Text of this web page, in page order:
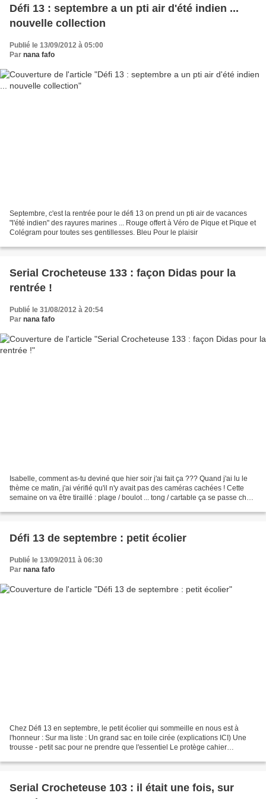
Défi 13 : septembre a un pti air d'été indien ...
nouvelle collection
Publié le 13/09/2012 à 05:00
Par nana fafo
Septembre, c'est la rentrée pour le défi 13 on prend un pti air de vacances
"l'été indien" des rayures marines ... Rouge offert à Véro de Pique et Pique et
Colégram pour toutes ses gentillesses. Bleu Pour le plaisir
Serial Crocheteuse 133 : façon Didas pour la
rentrée !
Publié le 31/08/2012 à 20:54
Par nana fafo
Isabelle, comment as-tu deviné que hier soir j'ai fait ça ??? Quand j'ai lu le
thème ce matin, j'ai vérifié qu'il n'y avait pas des caméras cachées ! Cette
semaine on va être tiraillé : plage / boulot ... tong / cartable ça se passe chez
Défi 13 de septembre : petit écolier
Publié le 13/09/2011 à 06:30
Par nana fafo
Chez Défi 13 en septembre, le petit écolier qui sommeille en nous est à
l'honneur : Sur ma liste : Un grand sac en toile cirée (explications ICI) Une
trousse - petit sac pour ne prendre que l'essentiel Le protège cahier
Serial Crocheteuse 103 : il était une fois, sur